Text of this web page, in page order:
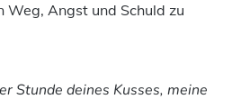
Weg, Angst und Schuld zu
Stunde deines Kusses, meine